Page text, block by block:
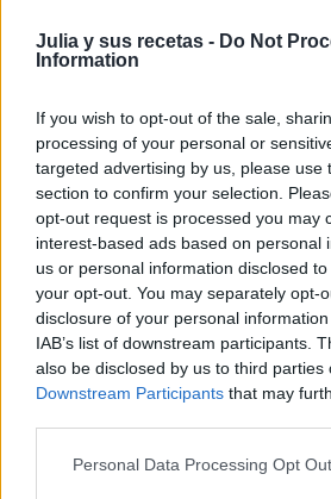
Julia y sus recetas - Do Not
Information
If you wish to opt-out of the sale,
processing of your personal or
targeted advertising by us, please use
section to confirm your selection.
opt-out request is processed you may
interest-based ads based on personal
us or personal information disclosed
your opt-out. You may separately opt-
disclosure of your personal
IAB’s list of downstream participants.
also be disclosed by us to third parties
Downstream Participants that may
Personal Data Processing Opt
ROSCÓN TRENZADO DE